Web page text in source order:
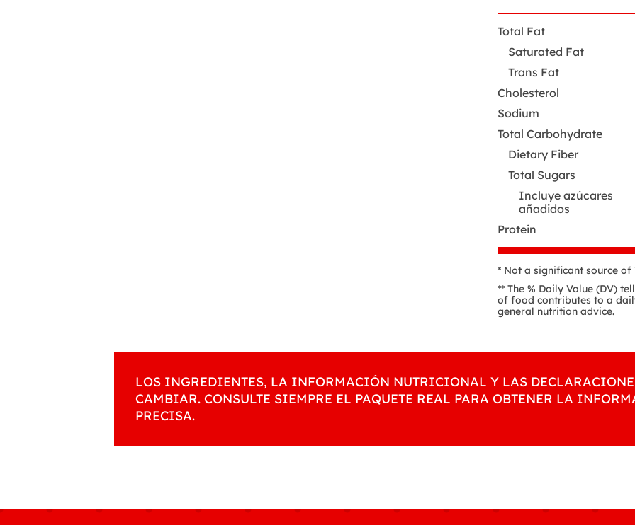
Total Fat
Saturated Fat
Trans Fat
Cholesterol
Sodium
Total Carbohydrate
Dietary Fiber
Total Sugars
Incluye azúcares
añadidos
Protein
* Not a significant source
** The % Daily Value (DV)
of food contributes to a
general nutrition advice.
LOS INGREDIENTES, LA INFORMACIÓN NUTRICIONAL Y LAS
CAMBIAR. CONSULTE SIEMPRE EL PAQUETE REAL PARA OBTENER LA
PRECISA.